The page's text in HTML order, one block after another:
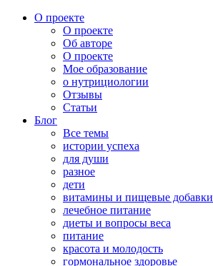
О проекте
О проекте
Об авторе
О проекте
Мое образование
о нутрициологии
Отзывы
Статьи
Блог
Все темы
истории успеха
для души
разное
дети
витамины и пищевые добавки
лечебное питание
диеты и вопросы веса
питание
красота и молодость
гормональное здоровье